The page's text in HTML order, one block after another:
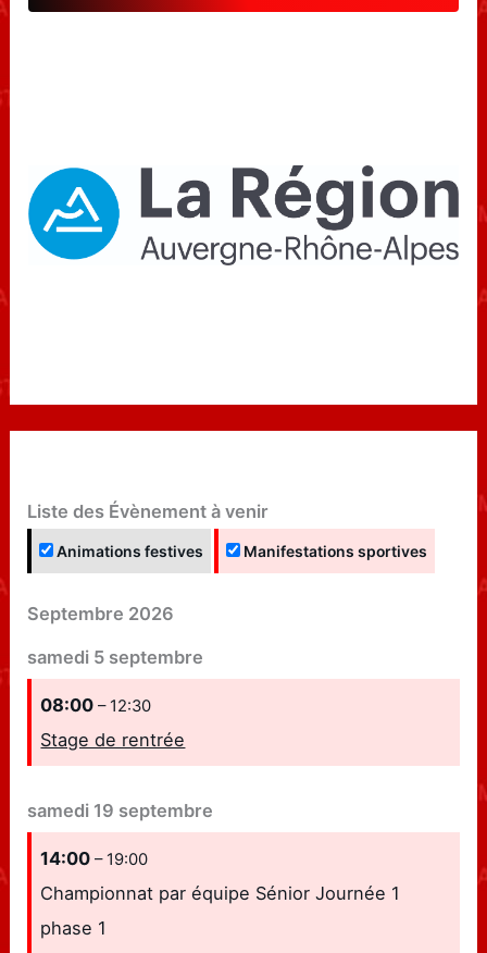
Liste des Évènement à venir
Animations festives Manifestations sportives
Septembre 2026
samedi 5 septembre
08:00– 12:30
Stage de rentrée
samedi 19 septembre
14:00– 19:00
Championnat par équipe Sénior Journée 1
phase 1